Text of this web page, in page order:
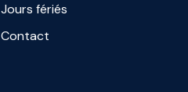
Jours fériés
Contact